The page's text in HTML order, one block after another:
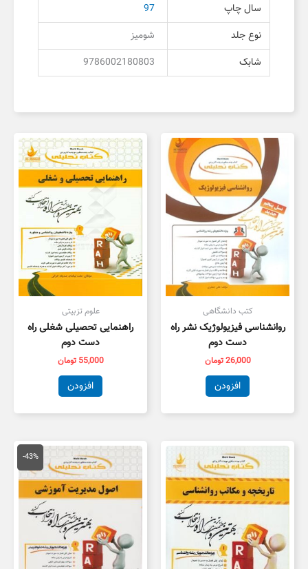
سال چاپ
97
نوع جلد
شومیز
شابک
9786002180803
کتب دانشگاهی
روانشناسی فیزیولوژیک نشر راه
دست دوم
26,000تومان
افزودن
علوم تزبیتی
راهنمایی تحصیلی شغلی راه
دست دوم
55,000 تومان
افزودن
-43%
قیمت
اصلی
150,000 تومان
بود.
قیمت
فعلی
است.